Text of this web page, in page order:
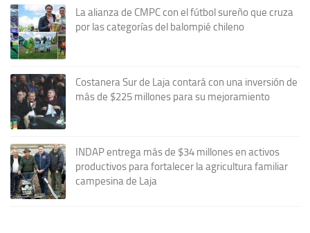
La alianza de CMPC con el fútbol sureño que cruza
por las categorías del balompié chileno
Costanera Sur de Laja contará con una inversión de
más de $225 millones para su mejoramiento
INDAP entrega más de $34 millones en activos
productivos para fortalecer la agricultura familiar
campesina de Laja